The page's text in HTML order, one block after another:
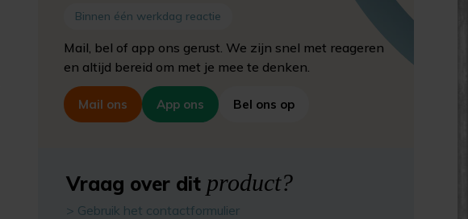
Binnen één werkdag reactie
Mail, bel of app ons gerust. We zijn snel met reageren
en altijd bereid om met je mee te denken.
Mail ons App ons Bel ons op
Vraag over dit product?
> Gebruik het contactformulier